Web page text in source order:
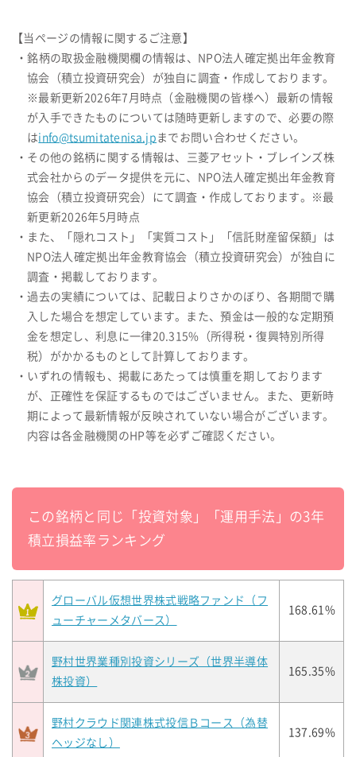
【当ページの情報に関するご注意】
・銘柄の取扱金融機関欄の情報は、NPO法人確定拠出年金教育
協会（積立投資研究会）が独自に調査・作成しております。
※最新更新2026年7月時点（金融機関の皆様へ）最新の情報
が入手できたものについては随時更新しますので、必要の際
はinfo@tsumitatenisa.jp までお問い合わせください。
・その他の銘柄に関する情報は、三菱アセット・ブレインズ株
式会社からのデータ提供を元に、NPO法人確定拠出年金教育
協会（積立投資研究会）にて調査・作成しております。※最
新更新2026年5月時点
・また、「隠れコスト」「実質コスト」「信託財産留保額」は
NPO法人確定拠出年金教育協会（積立投資研究会）が独自に
調査・掲載しております。
・過去の実績については、記載日よりさかのぼり、各期間で購
入した場合を想定しています。また、預金は一般的な定期預
金を想定し、利息に一律20.315%（所得税・復興特別所得
税）がかかるものとして計算しております。
・いずれの情報も、掲載にあたっては慎重を期しております
が、正確性を保証するものではございません。また、更新時
期によって最新情報が反映されていない場合がございます。
内容は各金融機関のHP等を必ずご確認ください。
この銘柄と同じ「投資対象」「運用手法」の3年
積立損益率ランキング
グローバル仮想世界株式戦略ファンド（フ
ューチャーメタバース）
168.61%
野村世界業種別投資シリーズ（世界半導体
株投資）
165.35%
野村クラウド関連株式投信Ｂコース（為替
ヘッジなし）
137.69%